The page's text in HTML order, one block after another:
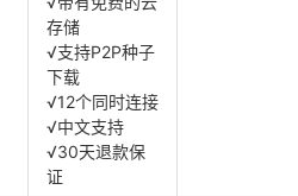
存储
√支持P2P种子
下载
√12个同时连接
√中文支持
√30天退款保
证